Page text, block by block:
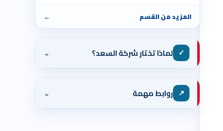
المزيد من القسم ←
✓ لماذا تختار شركة السعد؟ ⌄
↗ روابط مهمة ⌄